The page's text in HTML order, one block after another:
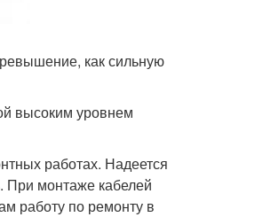
как сильную
высоким уровнем
работах. Надеется
При монтаже кабелей
работу по ремонту в